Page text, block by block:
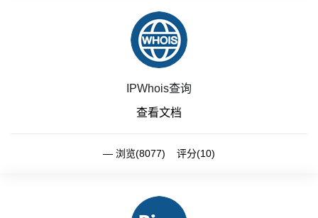
IPWhois查询
查看文档
浏览(8077) 评分(10)